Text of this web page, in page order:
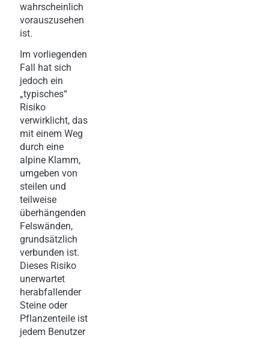
wahrscheinlich
vorauszusehen
ist.
Im vorliegenden
Fall hat sich
jedoch ein
„typisches“
Risiko
verwirklicht, das
mit einem Weg
durch eine
alpine Klamm,
umgeben von
steilen und
teilweise
überhängenden
Felswänden,
grundsätzlich
verbunden ist.
Dieses Risiko
unerwartet
herabfallender
Steine oder
Pflanzenteile ist
jedem Benutzer